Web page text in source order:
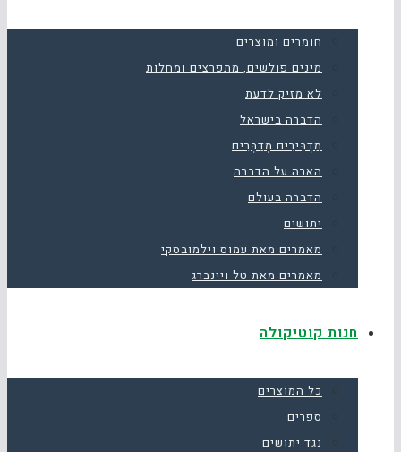
חומרים ומוצרים
מינים פולשים, מתפרצים ומחלות
לא מזיק לדעת
הדברה בישראל
מַדְבִּירִים מְדַבְּרִים
הארה על הדברה
הדברה בעולם
יתושים
מאמרים מאת עמוס וילמובסקי
מאמרים מאת טל ויינברג
חנות קוטיקולה
כל המוצרים
ספרים
נגד יתושים